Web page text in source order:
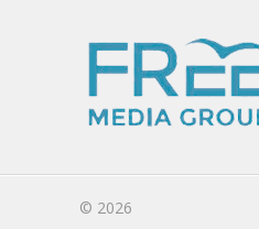
© 2026